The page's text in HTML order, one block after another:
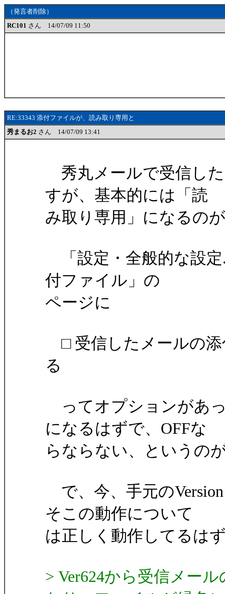
（発言者削除）
RC101 さん 14/07/09 11:50
RE:33343 添付ファイルが、読み取り専用と
秀まるお2 さん 14/07/09 13:41
秀丸メールで受信し
すが、基本的には「読
み取り専用」になるの
「設定・全般的な設定
付ファイル」の
ページに
□ 受信したメールの添
る
ってオプションがあ
になるはずで、OFFな
らならない、というの
で、今、手元の
そこの動作について
は正しく動作してるは
> Ver624から受信メー